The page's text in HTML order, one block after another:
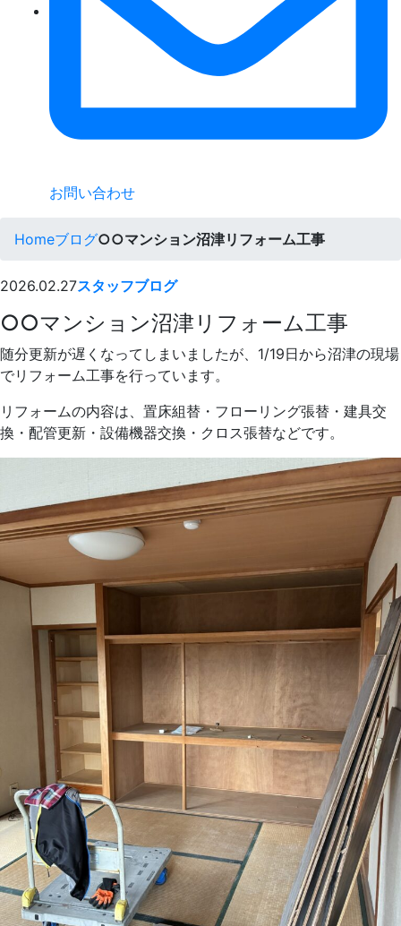
お問い合わせ
Homeブログ○○マンション沼津リフォーム工事
2026.02.27スタッフブログ
○○マンション沼津リフォーム工事
随分更新が遅くなってしまいましたが、1/19日から沼津の現場
でリフォーム工事を行っています。
リフォームの内容は、置床組替・フローリング張替・建具交
換・配管更新・設備機器交換・クロス張替などです。